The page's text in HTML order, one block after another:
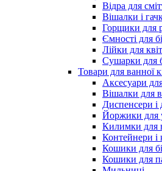
Відра для
Вішалки і
Горщики для
Ємності для
Лійки для
Сушарки для
Товари для ванної
Аксесуари
Вішалки для
Диспенсери і
Йоржики для
Килимки для
Контейнери і
Кошики для
Кошики для